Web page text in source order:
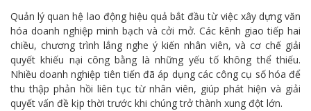
Quản lý quan hệ lao động hiệu quả bắt đầu từ việc xây dựng văn
hóa doanh nghiệp minh bạch và cởi mở. Các kênh giao tiếp hai
chiều, chương trình lắng nghe ý kiến nhân viên, và cơ chế giải
quyết khiếu nại công bằng là những yếu tố không thể thiếu.
Nhiều doanh nghiệp tiên tiến đã áp dụng các công cụ số hóa để
thu thập phản hồi liên tục từ nhân viên, giúp phát hiện và giải
quyết vấn đề kịp thời trước khi chúng trở thành xung đột lớn.